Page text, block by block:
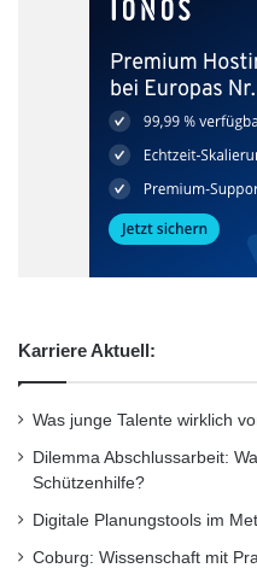
Karriere Aktuell:
Was junge Talente wirklich
Dilemma Abschlussarbeit:
Schützenhilfe?
Digitale Planungstools im
Coburg: Wissenschaft mit